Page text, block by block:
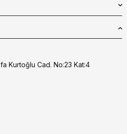
Kurtoğlu Cad. No:23 Kat:4